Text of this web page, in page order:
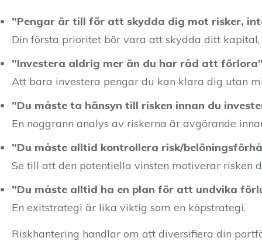
”Pengar är till för att skydda dig mot risker,
Din första prioritet bör vara att skydda ditt
”Investera aldrig mer än du har råd att
Att bara investera pengar du kan klara dig utan
”Du måste ta hänsyn till risken innan du
En noggrann analys av riskerna är avgörande
”Du måste alltid kontrollera risk/
Se till att den potentiella vinsten motiverar risken
”Du måste alltid ha en plan för att undvika
En exitstrategi är lika viktig som en köpstrategi.
Riskhantering handlar om att diversifiera din